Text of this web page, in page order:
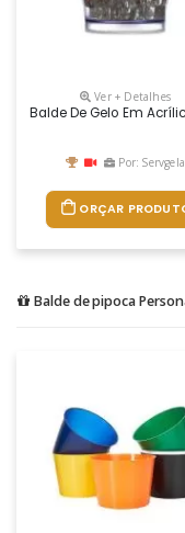
Ver + Detalhes
Balde De Gelo Em
Por: Servgela
ORÇAR
Balde de pipoca